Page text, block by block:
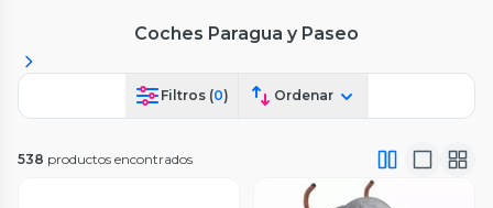
Coches Paragua y Paseo
Filtros (0) Ordenar
538 productos encontrados